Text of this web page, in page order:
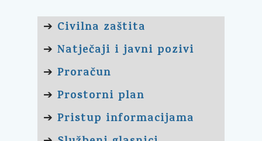
➔ Civilna zaštita
➔ Natječaji i javni pozivi
➔ Proračun
➔ Prostorni plan
➔ Pristup informacijama